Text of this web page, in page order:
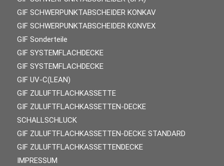
GIF SCHWERPUNKTABSCHEIDER KONKAV
GIF SCHWERPUNKTABSCHEIDER KONVEX
GIF Sonderteile
GIF SYSTEMFLACHDECKE
GIF SYSTEMFLACHDECKE
GIF UV-C(LEAN)
GIF ZULUFTFLACHKASSETTE
GIF ZULUFTFLACHKASSETTEN-DECKE
SCHALLSCHLUCK
GIF ZULUFTFLACHKASSETTEN-DECKE STANDARD
GIF ZULUFTFLACHKASSETTENDECKE
IMPRESSUM